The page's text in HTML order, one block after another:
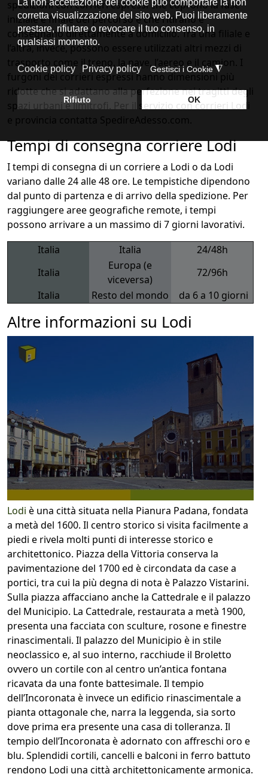
spedizioni con corrieri espressi che coprono la fase
iniziale e finale del percorso e che ritirano e
consegnano direttamente a domicilio. Tra una filiale e
l’altra, invece, possono essere utilizzati altri mezzi di
trasporto come il treno, la nave, l’aereo e il camion. I
furgoni dei corrieri espressi hanno dimensioni più
ridotte che si adattano alla perfezione nei tragitti degli
spazi urbani e limitrofi. Per il servizio con corrieri Lodi
e provincia contatta SpedireAdesso.com.
Tempi di consegna corriere Lodi
I tempi di consegna di un corriere a Lodi o da Lodi
variano dalle 24 alle 48 ore. Le tempistiche dipendono
dal punto di partenza e di arrivo della spedizione. Per
raggiungere aree geografiche remote, i tempi
possono arrivare a un massimo di 7 giorni lavorativi.
Italia
Italia
24/48h
Italia
Europa (e
viceversa)
72/96h
Italia
Resto del mondo da 6 a 10 giorni
Altre informazioni su Lodi
Lodi è una città situata nella Pianura Padana, fondata
a metà del 1600. Il centro storico si visita facilmente a
piedi e rivela molti punti di interesse storico e
architettonico. Piazza della Vittoria conserva la
pavimentazione del 1700 ed è circondata da case a
portici, tra cui la più degna di nota è Palazzo Vistarini.
Sulla piazza affacciano anche la Cattedrale e il palazzo
del Municipio. La Cattedrale, restaurata a metà 1900,
presenta una facciata con sculture, rosone e finestre
rinascimentali. Il palazzo del Municipio è in stile
neoclassico e, al suo interno, racchiude il Broletto
ovvero un cortile con al centro un’antica fontana
ricavata da una fonte battesimale. Il tempio
dell’Incoronata è invece un edificio rinascimentale a
pianta ottagonale che, narra la leggenda, sia sorto
dove prima era presente una casa di tolleranza. Il
tempio dell’Incoronata è adornato con affreschi oro e
blu. Splendidi cortili, cancelli e balconi in ferro battuto
rendono Lodi una città architettonicamente armonica.